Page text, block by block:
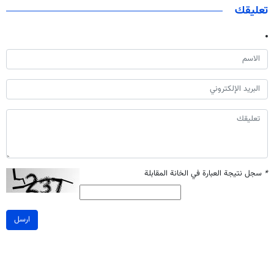
تعليقك
* سجل نتيجة العبارة في الخانة المقابلة
ارسل